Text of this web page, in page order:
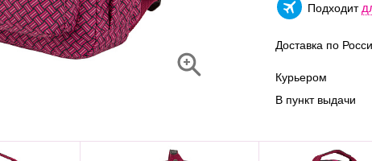
Подходит
Доставка по
Курьером
В пункт выдачи